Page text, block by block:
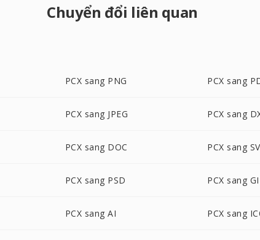
Chuyển đổi liên quan
PCX sang PNG PCX sang
PCX sang JPEG PCX sang
PCX sang DOC PCX sang
PCX sang PSD PCX sang
PCX sang AI PCX sang